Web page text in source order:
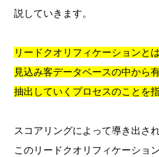
説していきます。
リードクオリフィケーションとは
見込み客データベースの中から
抽出していくプロセスのことを
スコアリングによって導き出さ
このリードクオリフィケーショ